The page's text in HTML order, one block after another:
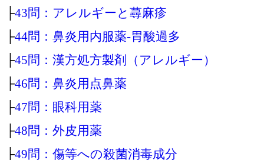
├43問：アレルギーと蕁麻疹
├44問：鼻炎用内服薬‐胃酸過多
├45問：漢方処方製剤（アレルギー）
├46問：鼻炎用点鼻薬
├47問：眼科用薬
├48問：外皮用薬
├49問：傷等への殺菌消毒成分